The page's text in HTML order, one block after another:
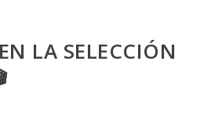
LA SELECCIÓN